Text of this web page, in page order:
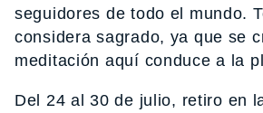
seguidores de todo el mundo.
considera sagrado, ya que se
meditación aquí conduce a la
Del 24 al 30 de julio, retiro en